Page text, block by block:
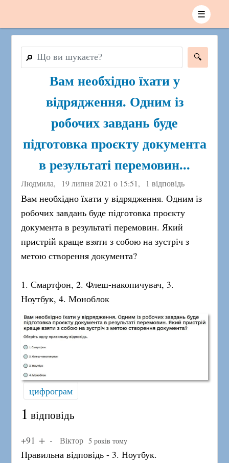
☰
🔎
Вам необхідно їхати у
відрядження. Одним із
робочих завдань буде
підготовка проєкту документа
в результаті перемовин...
Людмила, 19 липня 2021 о 15:51, 1 відповідь
Вам необхідно їхати у відрядження. Одним із
робочих завдань буде підготовка проєкту
документа в результаті перемовин. Який
пристрій краще взяти з собою на зустріч з
метою створення документа?
1. Смартфон, 2. Флеш-накопичувач, 3.
Ноутбук, 4. Моноблок
цифрограм
1 відповідь
+91 Віктор 5 років тому
Правильна відповідь - 3. Ноутбук.